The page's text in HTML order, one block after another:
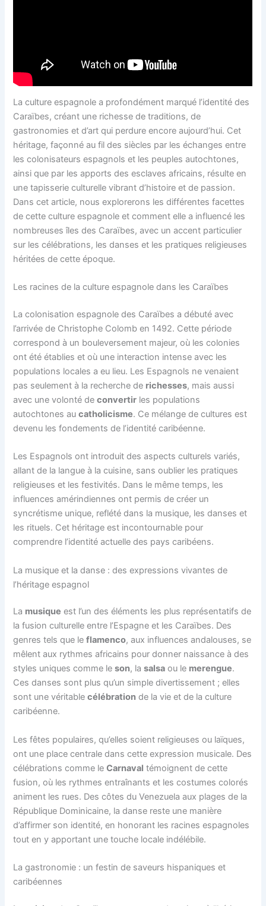
La culture espagnole a profondément marqué l’identité des
Caraïbes, créant une richesse de traditions, de
gastronomies et d’art qui perdure encore aujourd’hui. Cet
héritage, façonné au fil des siècles par les échanges entre
les colonisateurs espagnols et les peuples autochtones,
ainsi que par les apports des esclaves africains, résulte en
une tapisserie culturelle vibrant d’histoire et de passion.
Dans cet article, nous explorerons les différentes facettes
de cette culture espagnole et comment elle a influencé les
nombreuses îles des Caraïbes, avec un accent particulier
sur les célébrations, les danses et les pratiques religieuses
héritées de cette époque.
Les racines de la culture espagnole dans les Caraïbes
La colonisation espagnole des Caraïbes a débuté avec
l’arrivée de Christophe Colomb en 1492. Cette période
correspond à un bouleversement majeur, où les colonies
ont été établies et où une interaction intense avec les
populations locales a eu lieu. Les Espagnols ne venaient
pas seulement à la recherche de richesses, mais aussi
avec une volonté deconvertir les populations
autochtones aucatholicisme. Ce mélange de cultures est
devenu les fondements de l’identité caribéenne.
Les Espagnols ont introduit des aspects culturels variés,
allant de la langue à la cuisine, sans oublier les pratiques
religieuses et les festivités. Dans le même temps, les
influences amérindiennes ont permis de créer un
syncrétisme unique, reflété dans la musique, les danses et
les rituels. Cet héritage est incontournable pour
comprendre l’identité actuelle des pays caribéens.
La musique et la danse : des expressions vivantes de
l’héritage espagnol
La musique est l’un des éléments les plus représentatifs de
la fusion culturelle entre l’Espagne et les Caraïbes. Des
genres tels que leflamenco, aux influences andalouses, se
mêlent aux rythmes africains pour donner naissance à des
styles uniques comme leson, lasalsa ou le merengue.
Ces danses sont plus qu’un simple divertissement ; elles
sont une véritablecélébration de la vie et de la culture
caribéenne.
Les fêtes populaires, qu’elles soient religieuses ou laïques,
ont une place centrale dans cette expression musicale. Des
célébrations comme leCarnaval témoignent de cette
fusion, où les rythmes entraînants et les costumes colorés
animent les rues. Des côtes du Venezuela aux plages de la
République Dominicaine, la danse reste une manière
d’affirmer son identité, en honorant les racines espagnoles
tout en y apportant une touche locale indélébile.
La gastronomie : un festin de saveurs hispaniques et
caribéennes